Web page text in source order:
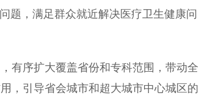
题，满足群众就近解决医疗卫生健康问
序扩大覆盖省份和专科范围，带动全
，引导省会城市和超大城市中心城区的